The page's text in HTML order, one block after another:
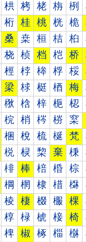
栱 栲 栳 栴 栵
桁 桂 桃 桄 桅
桑 桒 桓 桔 桕
桡 桢 档 桤 桥
桱 桲 桳 桴 桵
梁 梂 梃 梄 梅
梑 梒 梓 梔 梕
梡 梢 梣 梤 梥
梱 梲 梳 梴 梵
棁 棂 棃 棄 棅
棑 棒 棓 棔 棕
棡 棢 棣 棤 棥
棱 棲 棳 棴 棵
椁 椂 椃 椄 椅
椑 椒 椓 椔 椕